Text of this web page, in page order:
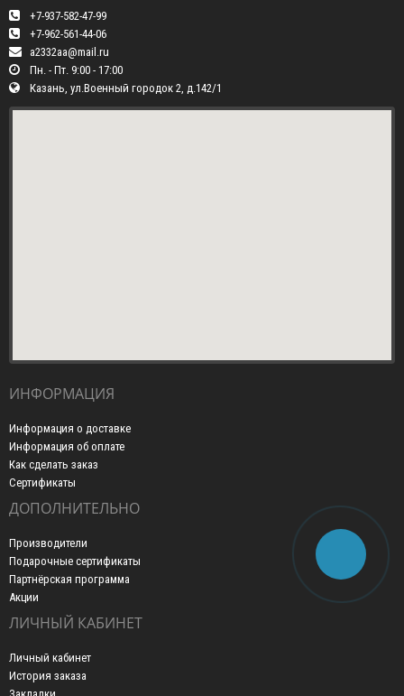
+7-937-582-47-99
+7-962-561-44-06
a2332aa@mail.ru
Пн. - Пт. 9:00 - 17:00
Казань, ул.Военный городок 2, д.142/1
ИНФОРМАЦИЯ
Информация о доставке
Информация об оплате
Как сделать заказ
Сертификаты
ДОПОЛНИТЕЛЬНО
Производители
Подарочные сертификаты
Партнёрская программа
Акции
ЛИЧНЫЙ КАБИНЕТ
Личный кабинет
История заказа